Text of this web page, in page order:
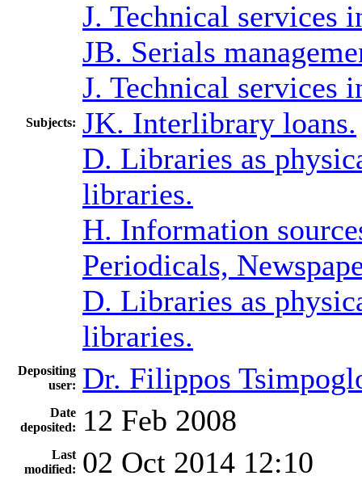
Subjects:
J. Technical services
JB. Serials
J. Technical services
JK. Interlibrary loans.
D. Libraries as
libraries.
H. Information
Periodicals,
D. Libraries as
libraries.
Depositing
user: Dr. Filippos
Date
deposited:
12 Feb 2008
Last
modified: 02 Oct 2014 12:10